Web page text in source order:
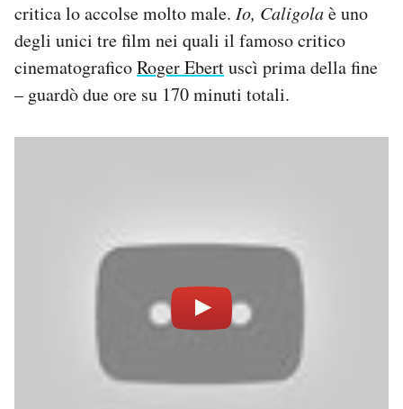
critica lo accolse molto male. Io, Caligolaè uno
degli unici tre film nei quali il famoso critico
cinematograficoRoger Ebertuscì prima della fine
– guardò due ore su 170 minuti totali.